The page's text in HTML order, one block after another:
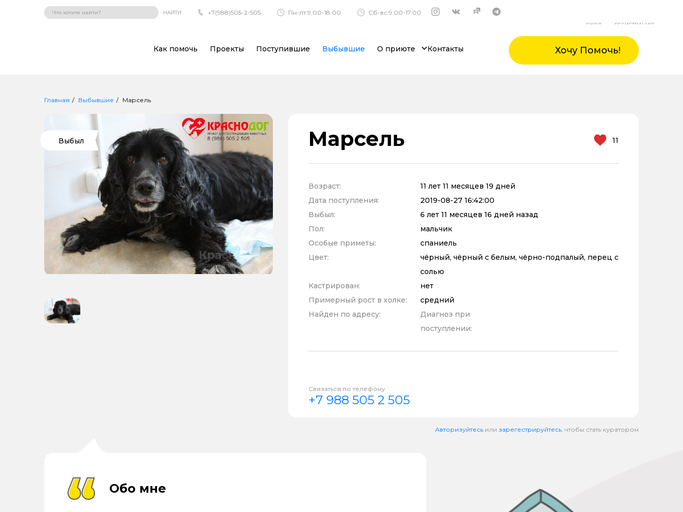
НАЙТИ +7(988)505-2-505 Пн-пт:9.00-18.00 Сб-вс:9.00-17.00
ВХОД РЕГИСТРАЦИЯ
Как помочь Проекты Поступившие Выбывшие О приюте Контакты Хочу Помочь!
Главная Выбывшие Марсель
Выбыл Марсель 11
Возраст:
11 лет 11 месяцев 19 дней
Дата поступления:
2019-08-27 16:42:00
Выбыл:
6 лет 11 месяцев 16 дней назад
Пол:
мальчик
Особые приметы:
спаниель
Цвет:
чёрный, чёрный с белым, чёрно-подпалый, перец с
солью
Кастрирован:
нет
Примерный рост в холке:
средний
Найден по адресу:
Диагноз при
поступлении:
Связаться по телефону
+7 988 505 2 505
Авторизуйтесь или зарегестрируйтесь, чтобы стать куратором
Обо мне